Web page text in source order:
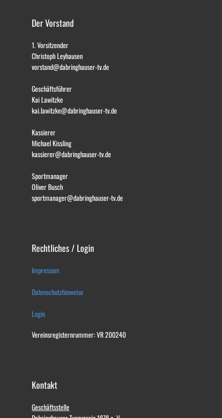
Der Vorstand
1. Vorsitzender
Christoph Leyhausen
vorstand@dabringhauser-tv.de
Geschäftsführer
Kai Lawitzke
kai.lawitzke@dabringhauser-tv.de
Kassierer
Michael Kissling
kassierer@dabringhauser-tv.de
Sportmanager
Oliver Busch
sportmanager@dabringhauser-tv.de
Rechtliches / Login
Impressum
Datenschutzhinweise
Login
Vereinsregisternrummer: VR 200240
Kontakt
Geschäftsstelle